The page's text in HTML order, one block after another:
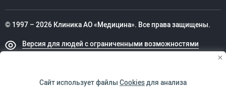
© 1997 – 2026 Клиника АО «Медицина». Все права защищены.
Версия для людей с ограниченными возможностями
Сайт использует файлы Cookiesдля анализа